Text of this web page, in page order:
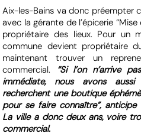
Aix-les-Bains va donc préempter
avec la gérante de l’épicerie
propriétaire des lieux. Pour un
commune devient propriétaire
maintenant trouver un
commercial.
“Si l’on n’arrive
immédiate, nous avons
recherchent une boutique
pour se faire connaître”,
La ville a donc deux ans, voire
commercial.